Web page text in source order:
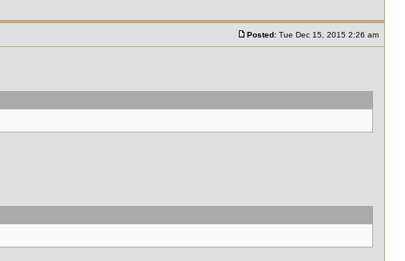
Posted: Tue Dec 15, 2015 2:26 am